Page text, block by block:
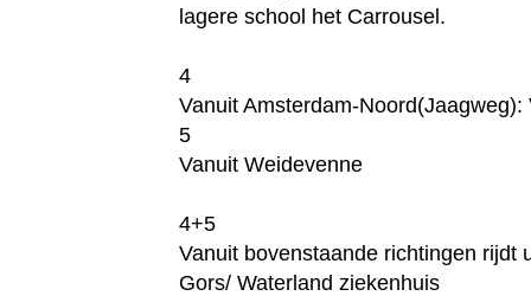
lagere school het Carrousel.
4
Vanuit Amsterdam-Noord(Jaagweg):
5
Vanuit Weidevenne
4+5
Vanuit bovenstaande richtingen rijdt
Gors/ Waterland ziekenhuis